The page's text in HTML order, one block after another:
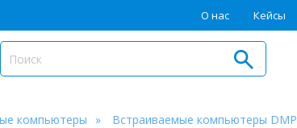
О нас Кейсы
компьютеры Встраиваемые компьютеры DMP